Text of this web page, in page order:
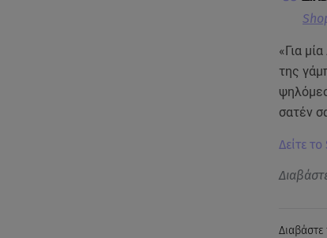
«Για
της
σατέν
Δείτε
Διαβάστε